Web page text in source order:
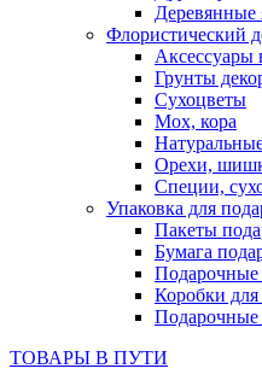
Деревянные
Флористический
Аксессуары
Грунты
Сухоцветы
Мох, кора
Орехи,
Специи,
Упаковка для
Пакеты
Бумага
Подарочные
Коробки для
Подарочные
ТОВАРЫ В ПУТИ